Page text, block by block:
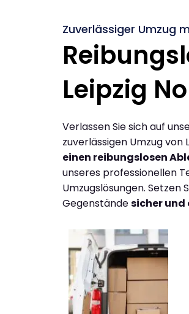
Zuverlässiger Umzug
Leipzig
Verlassen Sie sich auf
zuverlässigen Umzug von
einen reibungslosen
unseres professionellen
Umzugslösungen. Setzen
Gegenständesicher